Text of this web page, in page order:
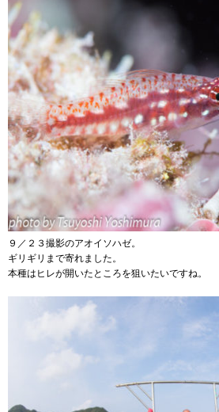
９／２３撮影のアオイソハゼ。
ギリギリまで寄れました。
本種はヒレが開いたところを狙いたいですね。